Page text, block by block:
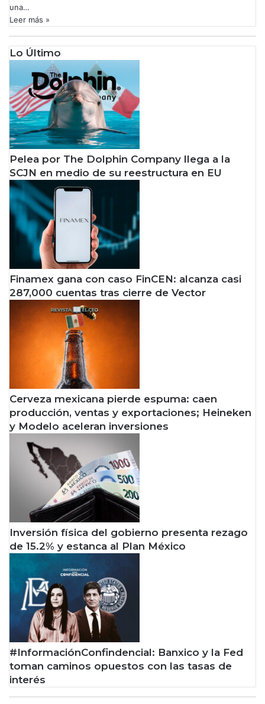
una…
Leer más »
Lo Último
Pelea por The Dolphin Company llega a la
SCJN en medio de su reestructura en EU
Finamex gana con caso FinCEN: alcanza casi
287,000 cuentas tras cierre de Vector
Cerveza mexicana pierde espuma: caen
producción, ventas y exportaciones; Heineken
y Modelo aceleran inversiones
Inversión física del gobierno presenta rezago
de 15.2% y estanca al Plan México
#InformaciónConfindencial: Banxico y la Fed
toman caminos opuestos con las tasas de
interés